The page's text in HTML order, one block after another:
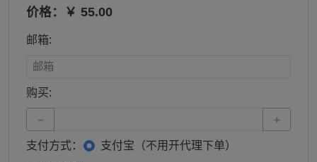
价格：￥ 55.00
邮箱:
购买:
− +
支付方式：
支付宝（不用开代理下单）